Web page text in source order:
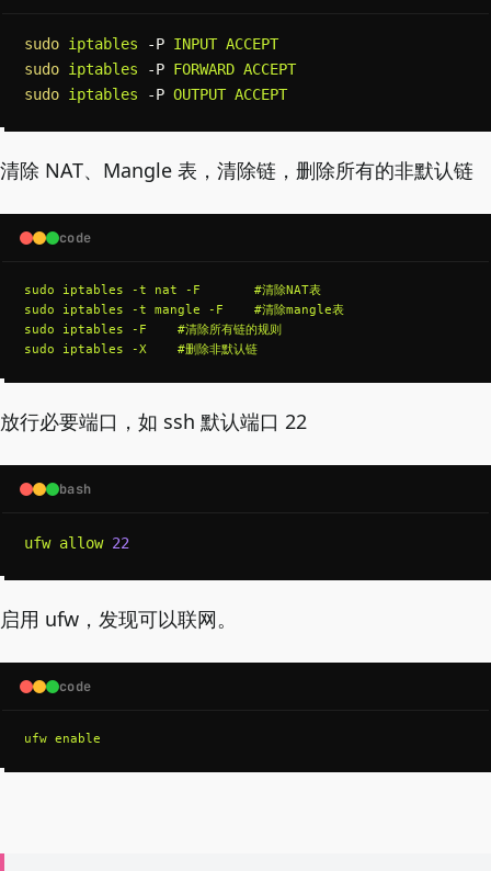
sudo iptables -P
sudo iptables -P
sudo iptables -P OUTPUT ACCEPT
清除 NAT、Mangle 表，清除链，删除所有的非默认链
code
sudo iptables -t nat -F       #清除NAT表
sudo iptables -t mangle -F    #清除mangle表
sudo iptables -F    #清除所有链的规则
sudo iptables -X    #删除非默认链
放行必要端口，如 ssh 默认端口 22
bash
ufw allow 22
启用 ufw，发现可以联网。
code
ufw enable